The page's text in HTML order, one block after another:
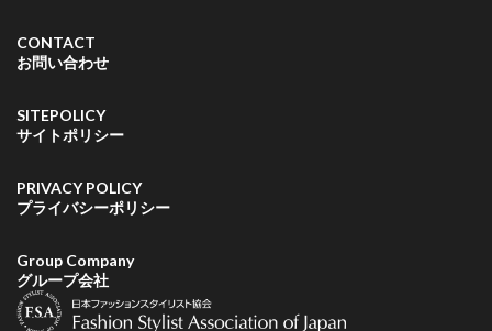
CONTACT
お問い合わせ
SITEPOLICY
サイトポリシー
PRIVACY POLICY
プライバシーポリシー
Group Company
グループ会社